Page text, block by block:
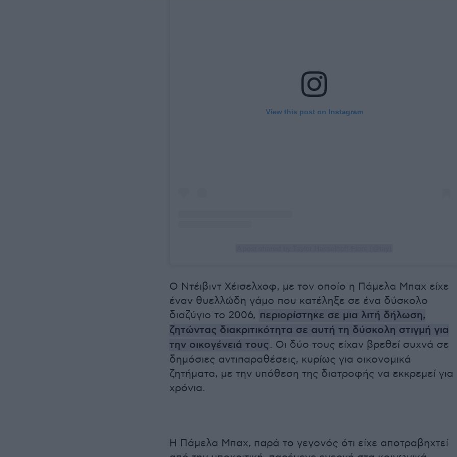
View this post on Instagram
Ο Ντέιβιντ Χέισελχοφ, με τον οποίο η Πάμελα Μπαχ είχε
έναν θυελλώδη γάμο που κατέληξε σε ένα δύσκολο
διαζύγιο το 2006, περιορίστηκε σε μια λιτή δήλωση,
ζητώντας διακριτικότητα σε αυτή τη δύσκολη στιγμή για
την οικογένειά τους. Οι δύο τους είχαν βρεθεί συχνά σε
δημόσιες αντιπαραθέσεις, κυρίως για οικονομικά
ζητήματα, με την υπόθεση της διατροφής να εκκρεμεί για
χρόνια.
Η Πάμελα Μπαχ, παρά το γεγονός ότι είχε αποτραβηχτεί